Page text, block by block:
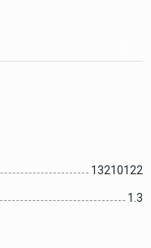
13210122
1.3